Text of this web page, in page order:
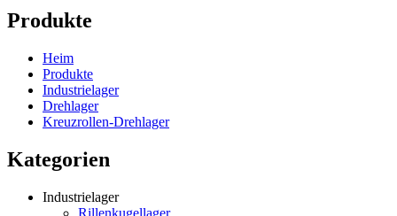
Produkte
Heim
Produkte
Industrielager
Drehlager
Kreuzrollen-Drehlager
Kategorien
Industrielager
Rillenkugellager